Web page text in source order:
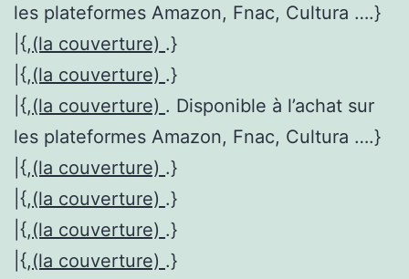
les plateformes Amazon, Fnac, Cultura ….}
|{,(la couverture) .}
|{,(la couverture) .}
|{,(la couverture) . Disponible à l’achat sur
les plateformes Amazon, Fnac, Cultura ….}
|{,(la couverture) .}
|{,(la couverture) .}
|{,(la couverture) .}
|{,(la couverture) .}